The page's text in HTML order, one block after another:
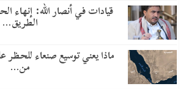
قيادات في أنصار الله: إنهاء
الطريق…
ماذا يعني توسيع صنعاء للحظر
من…